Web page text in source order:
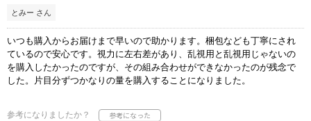
とみー さん
いつも購入からお届けまで早いので助かります。梱包なども丁寧にされ
ているので安心です。視力に左右差があり、乱視用と乱視用じゃないの
を購入したかったのですが、その組み合わせができなかったのが残念で
した。片目分ずつかなりの量を購入することになりました。
参考になりましたか？